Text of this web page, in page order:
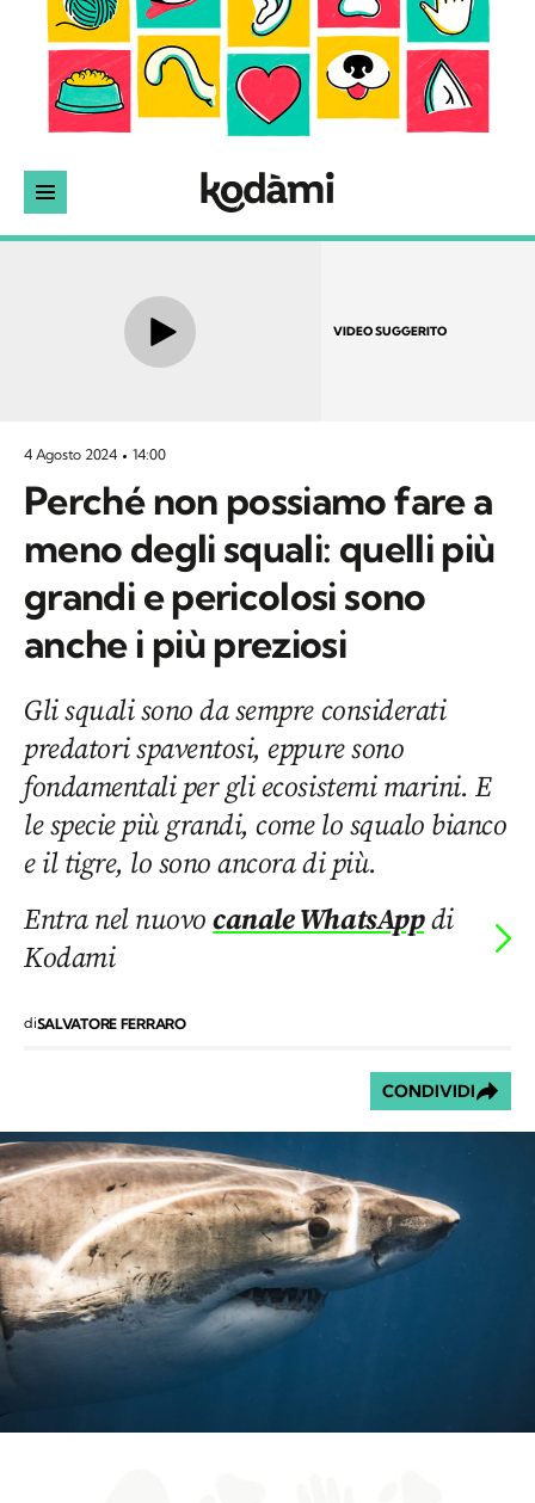
VIDEO SUGGERITO
4 Agosto 2024 14:00
Perché non possiamo fare a
meno degli squali: quelli più
grandi e pericolosi sono
anche i più preziosi
Gli squali sono da sempre considerati
predatori spaventosi, eppure sono
fondamentali per gli ecosistemi marini. E
le specie più grandi, come lo squalo bianco
e il tigre, lo sono ancora di più.
Entra nel nuovocanale WhatsAppdi
Kodami
diSALVATORE FERRARO
CONDIVIDI